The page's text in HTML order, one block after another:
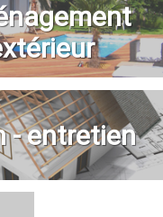
- entretien